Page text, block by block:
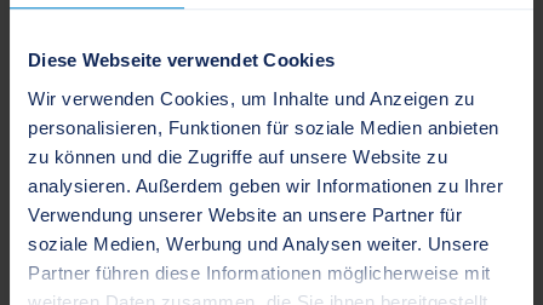
Diese Webseite verwendet Cookies
Wir verwenden Cookies, um Inhalte und Anzeigen zu
personalisieren, Funktionen für soziale Medien anbieten
zu können und die Zugriffe auf unsere Website zu
analysieren. Außerdem geben wir Informationen zu Ihrer
Verwendung unserer Website an unsere Partner für
soziale Medien, Werbung und Analysen weiter. Unsere
Partner führen diese Informationen möglicherweise mit
Frau Claudia Koch
Mitarbeiter Kulturstiftung
Kontakt herunterladen
+49 4621 960-112